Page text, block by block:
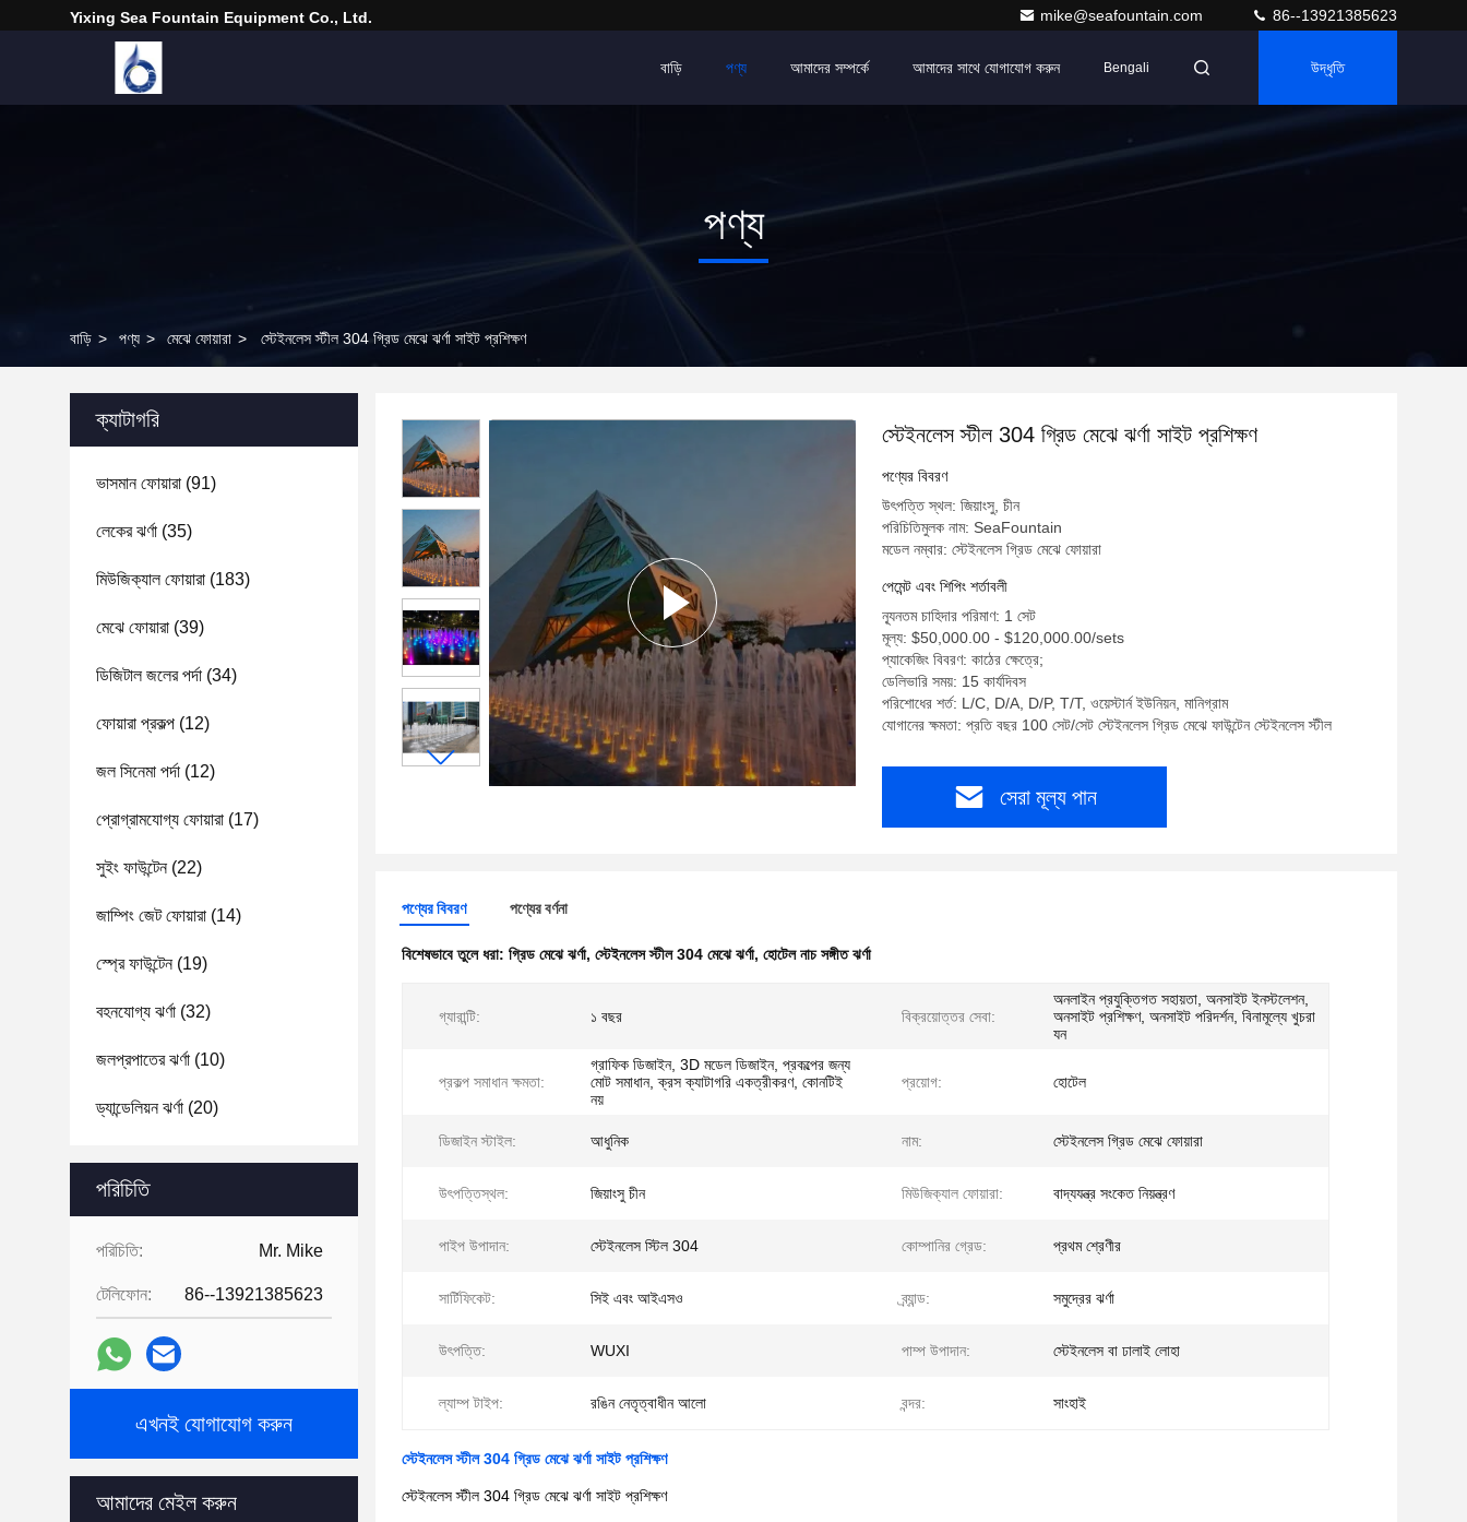
Yixing Sea Fountain Equipment Co., Ltd. mike@seafountain.com 86--13921385623
বাড়ি পণ্য আমাদের সম্পর্কে আমাদের সাথে যোগাযোগ করুন Bengali উদ্ধৃতি
পণ্য
বাড়ি > পণ্য > মেঝে ফোয়ারা > স্টেইনলেস স্টীল 304 গ্রিড মেঝে ঝর্ণা সাইট প্রশিক্ষণ
ক্যাটাগরি
ভাসমান ফোয়ারা (91)
লেকের ঝর্ণা (35)
মিউজিক্যাল ফোয়ারা (183)
মেঝে ফোয়ারা (39)
ডিজিটাল জলের পর্দা (34)
ফোয়ারা প্রকল্প (12)
জল সিনেমা পর্দা (12)
প্রোগ্রামযোগ্য ফোয়ারা (17)
সুইং ফাউন্টেন(22)
জাম্পিং জেট ফোয়ারা (14)
স্প্রে ফাউন্টেন(19)
বহনযোগ্য ঝর্ণা (32)
জলপ্রপাতের ঝর্ণা (10)
ড্যান্ডেলিয়ন ঝর্ণা (20)
পরিচিতি
পরিচিতি: Mr. Mike
টেলিফোন: 86--13921385623
এখনই যোগাযোগ করুন
আমাদের মেইল ​​করুন
স্টেইনলেস স্টীল 304 গ্রিড মেঝে ঝর্ণা সাইট প্রশিক্ষণ
পণ্যের বিবরণ
উৎপত্তি স্থল: জিয়াংসু, চীন
পরিচিতিমুলক নাম: SeaFountain
মডেল নম্বার: স্টেইনলেস গ্রিড মেঝে ফোয়ারা
পেমেন্ট এবং শিপিং শর্তাবলী
ন্যূনতম চাহিদার পরিমাণ: 1 সেট
মূল্য: $50,000.00 - $120,000.00/sets
প্যাকেজিং বিবরণ: কাঠের ক্ষেত্রে;
ডেলিভারি সময়: 15 কার্যদিবস
পরিশোধের শর্ত: L/C, D/A, D/P, T/T, ওয়েস্টার্ন ইউনিয়ন, মানিগ্রাম
যোগানের ক্ষমতা: প্রতি বছর 100 সেট/সেট স্টেইনলেস গ্রিড মেঝে ফাউন্টেন স্টেইনলেস স্টীল
সেরা মূল্য পান
পণ্যের বিবরণ পণ্যের বর্ণনা
বিশেষভাবে তুলে ধরা: গ্রিড মেঝে ঝর্ণা, স্টেইনলেস স্টীল 304 মেঝে ঝর্ণা, হোটেল নাচ সঙ্গীত ঝর্ণা
গ্যারান্টি: ১ বছর বিক্রয়োত্তর সেবা:
অনলাইন প্রযুক্তিগত সহায়তা, অনসাইট ইনস্টলেশন,
অনসাইট প্রশিক্ষণ, অনসাইট পরিদর্শন, বিনামূল্যে খুচরা
যন
প্রকল্প সমাধান ক্ষমতা:
গ্রাফিক ডিজাইন, 3D মডেল ডিজাইন, প্রকল্পের জন্য
মোট সমাধান, ক্রস ক্যাটাগরি একত্রীকরণ, কোনটিই
নয়
প্রয়োগ: হোটেল
ডিজাইন স্টাইল: আধুনিক নাম: স্টেইনলেস গ্রিড মেঝে ফোয়ারা
উৎপত্তিস্থল: জিয়াংসু চীন মিউজিক্যাল ফোয়ারা: বাদ্যযন্ত্র সংকেত নিয়ন্ত্রণ
পাইপ উপাদান: স্টেইনলেস স্টিল 304 কোম্পানির গ্রেড: প্রথম শ্রেণীর
সার্টিফিকেট: সিই এবং আইএসও ব্র্যান্ড: সমুদ্রের ঝর্ণা
উৎপত্তি: WUXI পাম্প উপাদান: স্টেইনলেস বা ঢালাই লোহা
ল্যাম্প টাইপ: রঙিন নেতৃত্বাধীন আলো বন্দর: সাংহাই
স্টেইনলেস স্টীল 304 গ্রিড মেঝে ঝর্ণা সাইট প্রশিক্ষণ
স্টেইনলেস স্টীল 304 গ্রিড মেঝে ঝর্ণা সাইট প্রশিক্ষণ